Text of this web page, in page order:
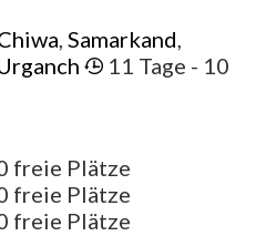
,Samarkand,
11 Tage - 10
freie Plätze
freie Plätze
freie Plätze